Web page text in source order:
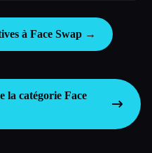
à Face Swap →
la catégorie Face